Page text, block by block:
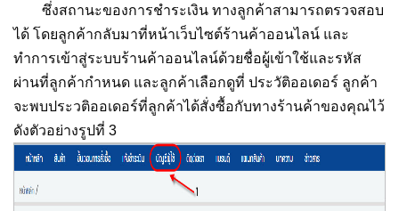
ซึ่งสถานะของการชำระเงิน ทางลูกค้าสามารถตรวจสอบ
ได้ โดยลูกค้ากลับมาที่หน้าเว็บไซต์ร้านค้าออนไลน์ และ
ทำการเข้าสู่ระบบร้านค้าออนไลน์ด้วยชื่อผู้เข้าใช้และรหัส
ผ่านที่ลูกค้ากำหนด และลูกค้าเลือกดูที่ ประวัติออเดอร์ ลูกค้า
จะพบประวติออเดอร์ที่ลูกค้าได้สั่งซื้อกับทางร้านค้าของคุณไว้
ดังตัวอย่างรูปที่ 3